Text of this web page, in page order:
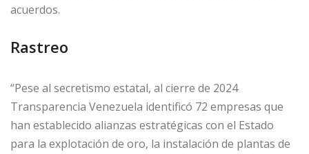
acuerdos.
Rastreo
“Pese al secretismo estatal, al cierre de 2024
Transparencia Venezuela identificó 72 empresas que
han establecido alianzas estratégicas con el Estado
para la explotación de oro, la instalación de plantas de